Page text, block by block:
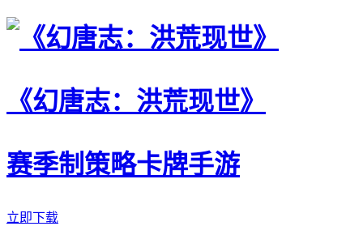
《幻唐志：洪荒现世》
赛季制策略卡牌手游
立即下载